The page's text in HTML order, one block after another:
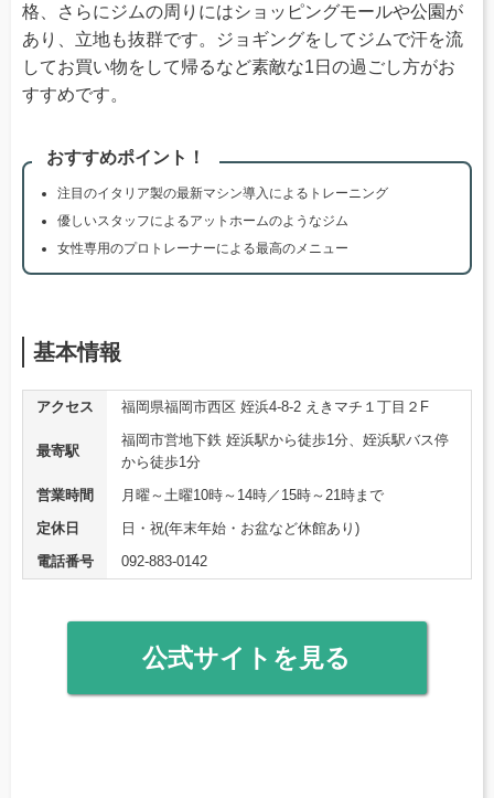
格、さらにジムの周りにはショッピングモールや公園が
あり、立地も抜群です。ジョギングをしてジムで汗を流
してお買い物をして帰るなど素敵な1日の過ごし方がお
すすめです。
おすすめポイント！
注目のイタリア製の最新マシン導入によるトレーニング
優しいスタッフによるアットホームのようなジム
女性専用のプロトレーナーによる最高のメニュー
基本情報
アクセス 福岡県福岡市西区 姪浜4-8-2 えきマチ１丁目２F
最寄駅
福岡市営地下鉄 姪浜駅から徒歩1分、姪浜駅バス停
から徒歩1分
営業時間
月曜～土曜10時～14時／15時～21時まで
定休日
日・祝(年末年始・お盆など休館あり)
電話番号
092-883-0142
公式サイトを見る